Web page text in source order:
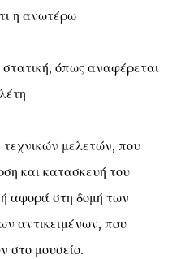
η ανωτέρω
στατική, όπως αναφέρεται
τεχνικών μελετών, που
και κατασκευή του
αφορά στη δομή των
αντικειμένων, που
στο μουσείο.